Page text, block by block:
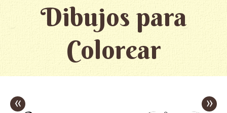
Dibujos para
Colorear
« »